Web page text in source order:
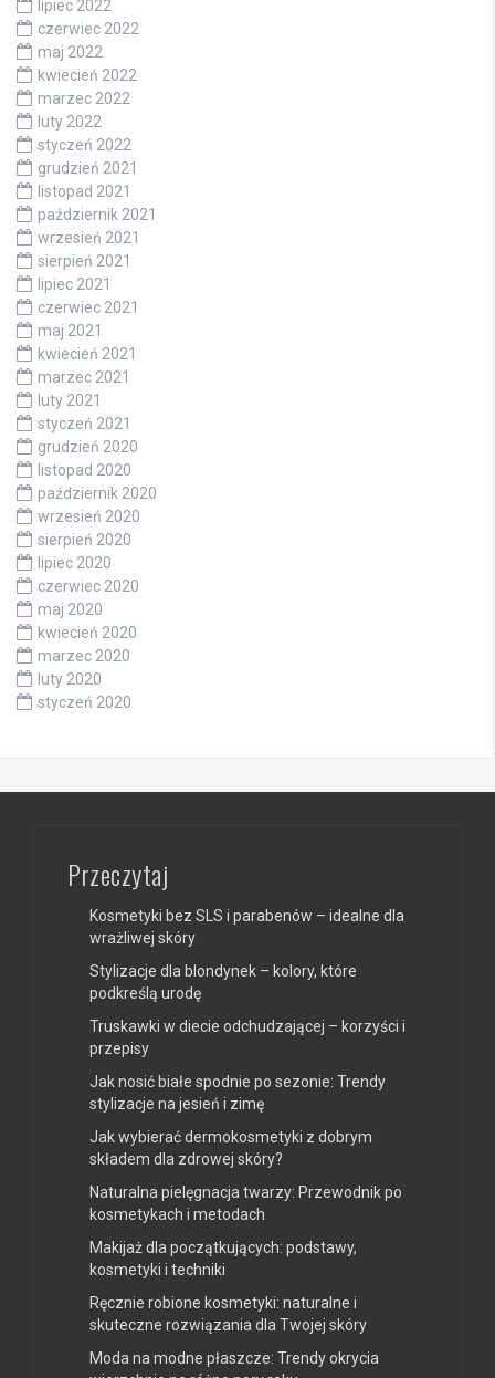
lipiec 2022
czerwiec 2022
maj 2022
kwiecień 2022
marzec 2022
luty 2022
styczeń 2022
grudzień 2021
listopad 2021
październik 2021
wrzesień 2021
sierpień 2021
lipiec 2021
czerwiec 2021
maj 2021
kwiecień 2021
marzec 2021
luty 2021
styczeń 2021
grudzień 2020
listopad 2020
październik 2020
wrzesień 2020
sierpień 2020
lipiec 2020
czerwiec 2020
maj 2020
kwiecień 2020
marzec 2020
luty 2020
styczeń 2020
Przeczytaj
Kosmetyki bez SLS i parabenów – idealne dla
wrażliwej skóry
Stylizacje dla blondynek – kolory, które
podkreślą urodę
Truskawki w diecie odchudzającej – korzyści i
przepisy
Jak nosić białe spodnie po sezonie: Trendy
stylizacje na jesień i zimę
Jak wybierać dermokosmetyki z dobrym
składem dla zdrowej skóry?
Naturalna pielęgnacja twarzy: Przewodnik po
kosmetykach i metodach
Makijaż dla początkujących: podstawy,
kosmetyki i techniki
Ręcznie robione kosmetyki: naturalne i
skuteczne rozwiązania dla Twojej skóry
Moda na modne płaszcze: Trendy okrycia